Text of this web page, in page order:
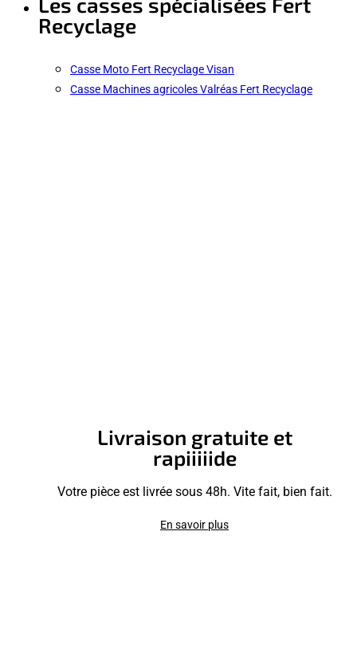
Recyclage
Casse Moto Fert Recyclage Visan
Casse Machines agricoles Valréas Fert Recyclage
Livraison gratuite et
rapiiiiide
Votre pièce est livrée sous 48h. Vite fait, bien fait.
En savoir plus